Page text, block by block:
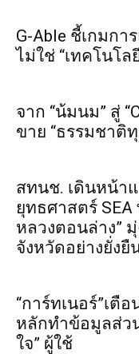
G-Able ชี้เกมกา
ไม่ใช่ “เทคโนโล
จาก “น้มนม” สู่
ขาย “ธรรมชา
สทนช. เดินหน้า
ยุทธศาสตร์
หลวงตอนล่าง”
จังหวัดอย่างยั่งยื
“การ์ทเนอร์”เตื
หลักทำข้อมูลส่ว
ใจ” ผู้ใช้